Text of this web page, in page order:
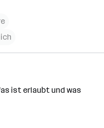
ist erlaubt und was